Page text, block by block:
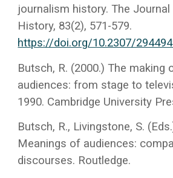
journalism history. The
History, 83(2), 571-579.
https://doi.org/10.2307/
Butsch, R. (2000.) The making
audiences: from stage to
1990. Cambridge University
Butsch, R., Livingstone, S.
Meanings of audiences:
discourses. Routledge.